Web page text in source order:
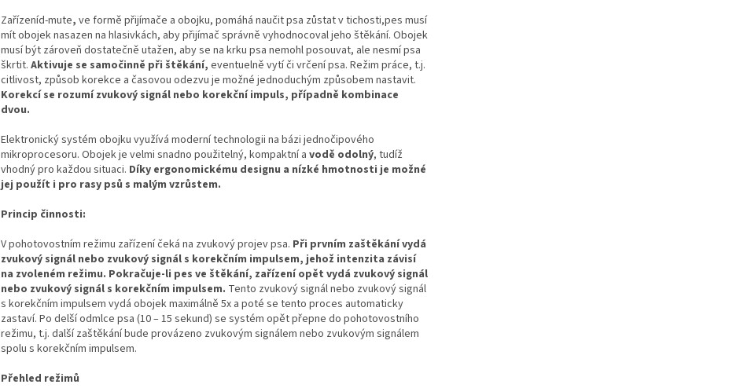
Zařízeníd-mute, ve formě přijímače a obojku, pomáhá naučit psa zůstat v tichosti,pes musí
mít obojek nasazen na hlasivkách, aby přijímač správně vyhodnocoval jeho štěkání. Obojek
musí být zároveň dostatečně utažen, aby se na krku psa nemohl posouvat, ale nesmí psa
škrtit. Aktivuje se samočinně při štěkání, eventuelně vytí či vrčení psa. Režim práce, t.j.
citlivost, způsob korekce a časovou odezvu je možné jednoduchým způsobem nastavit.
Korekcí se rozumí zvukový signál nebo korekční impuls, případně kombinace
dvou.
Elektronický systém obojku využívá moderní technologii na bázi jednočipového
mikroprocesoru. Obojek je velmi snadno použitelný, kompaktní a vodě odolný, tudíž
vhodný pro každou situaci. Díky ergonomickému designu a nízké hmotnosti je možné
jej použít i pro rasy psů s malým vzrůstem.
Princip činnosti:
V pohotovostním režimu zařízení čeká na zvukový projev psa. Při prvním zaštěkání vydá
zvukový signál nebo zvukový signál s korekčním impulsem, jehož intenzita závisí
na zvoleném režimu. Pokračuje-li pes ve štěkání, zařízení opět vydá zvukový signál
nebo zvukový signál s korekčním impulsem. Tento zvukový signál nebo zvukový signál
s korekčním impulsem vydá obojek maximálně 5x a poté se tento proces automaticky
zastaví. Po delší odmlce psa (10 – 15 sekund) se systém opět přepne do pohotovostního
režimu, t.j. další zaštěkání bude provázeno zvukovým signálem nebo zvukovým signálem
spolu s korekčním impulsem.
Přehled režimů